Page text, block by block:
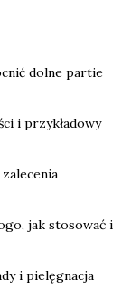
dolne partie
i przykładowy
jak stosować i
i pielęgnacja